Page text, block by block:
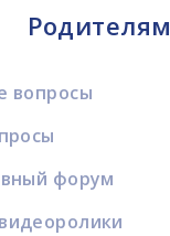
Родителям
вопросы
форум